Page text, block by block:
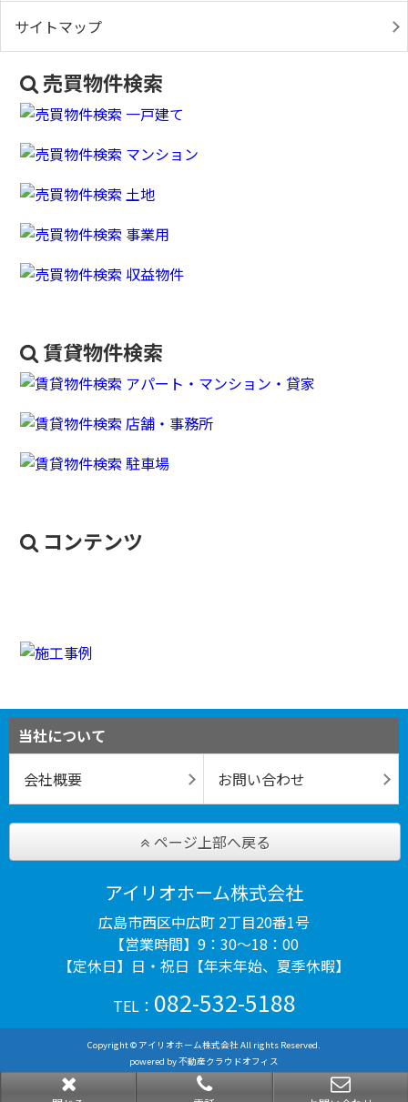
サイトマップ
売買物件検索
賃貸物件検索
コンテンツ
当社について
会社概要
お問い合わせ
ページ上部へ戻る
アイリオホーム株式会社
広島市西区中広町 2丁目20番1号
【営業時間】9：30～18：00
【定休日】日・祝日【年末年始、夏季休暇】
TEL： 082-532-5188
Copyright © アイリオホーム株式会社 All rights Reserved.
powered by 不動産クラウドオフィス